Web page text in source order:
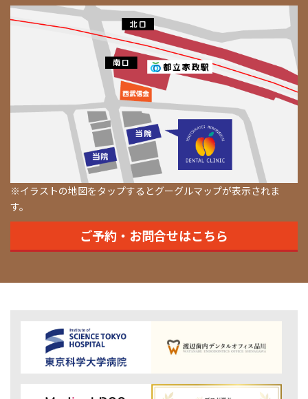
※イラストの地図をタップするとグーグルマップが表示されま
す。
ご予約・お問合せはこちら